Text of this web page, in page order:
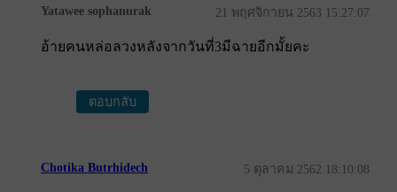
Yatawee sophanurak 21 พฤศจิกายน 2563 15:27:07
อ้ายคนหล่อลวงหลังจากวันที่3มีฉายอีกมั้ยคะ
ตอบกลับ
Chotika Butrhidech 5 ตุลาคม 2562 18:10:08